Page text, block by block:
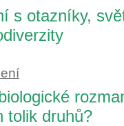
s otazníky,
tolik druhů?